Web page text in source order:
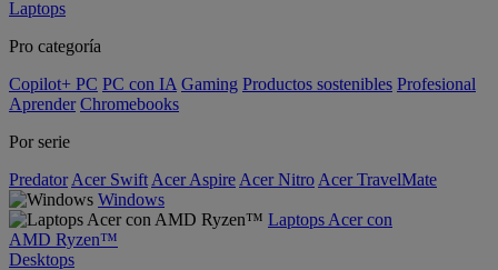
Laptops
Pro categoría
Copilot+ PC PC con IA Gaming Productos sostenibles Profesional
Aprender Chromebooks
Por serie
Predator Acer Swift Acer Aspire Acer Nitro Acer TravelMate
Windows
Laptops Acer con
AMD Ryzen™
Desktops